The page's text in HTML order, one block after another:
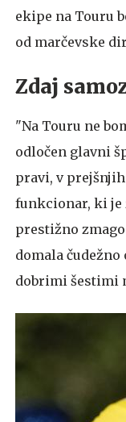
ekipe na Touru
od marčevske
Zdaj
"Na Touru ne
odločen glavni
pravi, v
funkcionar, ki je
prestižno
domala
dobrimi šestimi